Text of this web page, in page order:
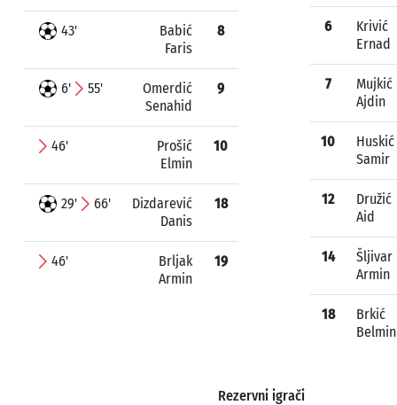
43'
Babić
Faris
8
6' 55'
Omerdić
Senahid
9
46'
Prošić
Elmin
10
29' 66'
Dizdarević
Danis
18
46'
Brljak
Armin
19
6
Krivić
Ernad
7
Mujkić
Ajdin
10
Huskić
Samir
12
Družić
Aid
14
Šljivar
Armin
18
Brkić
Belmin
Rezervni igrači